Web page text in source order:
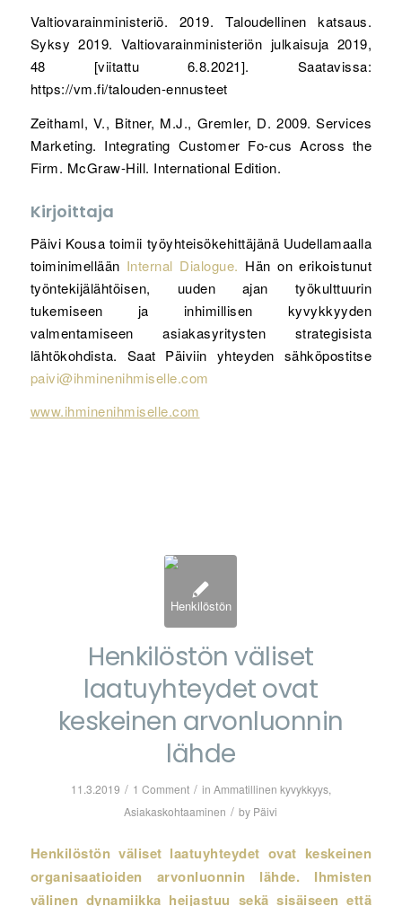
Valtiovarainministeriö. 2019. Taloudellinen katsaus.
Syksy 2019. Valtiovarainministeriön julkaisuja 2019,
48 [viitattu 6.8.2021]. Saatavissa:
https://vm.fi/talouden-ennusteet
Zeithaml, V., Bitner, M.J., Gremler, D. 2009. Services
Marketing. Integrating Customer Fo-cus Across the
Firm. McGraw-Hill. International Edition.
Kirjoittaja
Päivi Kousa toimii työyhteisökehittäjänä Uudellamaalla
toiminimellään Internal Dialogue. Hän on erikoistunut
työntekijälähtöisen, uuden ajan työkulttuurin
tukemiseen ja inhimillisen kyvykkyyden
valmentamiseen asiakasyritysten strategisista
lähtökohdista. Saat Päiviin yhteyden sähköpostitse
paivi@ihminenihmiselle.com
www.ihminenihmiselle.com
Henkilöstön väliset
laatuyhteydet ovat
keskeinen arvonluonnin
lähde
11.3.2019 / 1 Comment / in Ammatillinen kyvykkyys,
Asiakaskohtaaminen / by Päivi
Henkilöstön väliset laatuyhteydet ovat keskeinen
organisaatioiden arvonluonnin lähde. Ihmisten
välinen dynamiikka heijastuu sekä sisäiseen että